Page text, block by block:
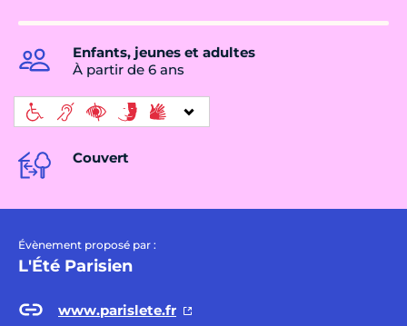
Enfants, jeunes et adultes
À partir de 6 ans
Couvert
Évènement proposé par :
L'Été Parisien
www.parislete.fr